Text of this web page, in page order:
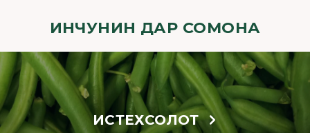
ИНЧУНИН ДАР СОМОНА
ИСТЕХСОЛОТ